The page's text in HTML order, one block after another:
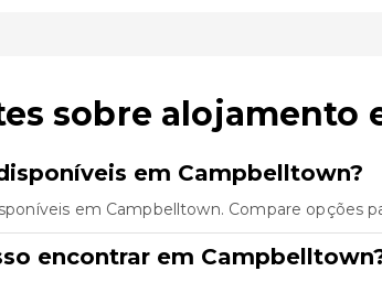
sobre alojamento
em Campbelltown?
em Campbelltown. Compare opções
encontrar em